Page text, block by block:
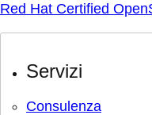
Red Hat Certified
Servizi
Consulenza